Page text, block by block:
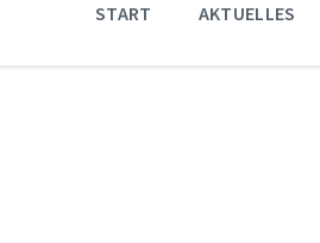
START AKTUELLES